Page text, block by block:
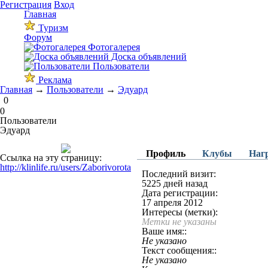
Регистрация Вход
Главная
Туризм
Форум
Фотогалерея
Доска объявлений
Пользователи
Реклама
Главная → Пользователи → Эдуард
0
0
Пользователи
Эдуард
Ссылка на эту страницу:
http://klinlife.ru/users/Zaborivorota
Профиль Клубы
Последний визит:
5225 дней назад
Дата регистрации:
17 апреля 2012
Интересы (метки):
Метки не указаны
Ваше имя::
Не указано
Текст сообщения::
Не указано